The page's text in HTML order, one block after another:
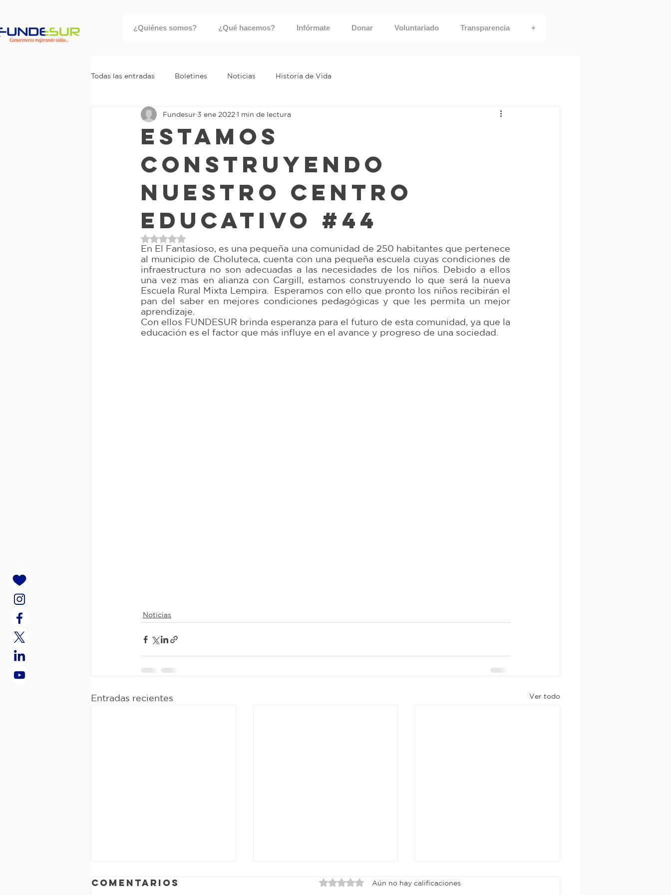
¿Quiénes somos? ¿Qué hacemos? Infórmate Donar Voluntariado Transparencia +
Todas las entradas Boletines Noticias Historia de Vida
ESTAMOS
CONSTRUYENDO
NUESTRO CENTRO
EDUCATIVO #44
Fundesur 3 ene 20221 min de lectura
Obtuvo NaN de 5 estrellas.
En El Fantasioso, es una pequeña una comunidad de 250 habitantes que pertenece
al municipio de Choluteca, cuenta con una pequeña escuela cuyas condiciones de
infraestructura no son adecuadas a las necesidades de los niños. Debido a ellos
una vez mas en alianza con Cargill, estamos construyendo lo que será la nueva
Escuela Rural Mixta Lempira.  Esperamos con ello que pronto los niños recibirán el
pan del saber en mejores condiciones pedagógicas y que les permita un mejor
aprendizaje.
Con ellos FUNDESUR brinda esperanza para el futuro de esta comunidad, ya que la
educación es el factor que más influye en el avance y progreso de una sociedad.
Noticias
Entradas recientes Ver todo
Comentarios Obtuvo 0 de 5 estrellas.
Aún no hay calificaciones